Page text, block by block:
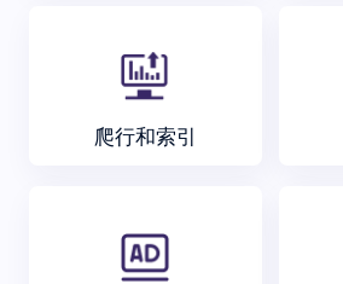
爬行和索引